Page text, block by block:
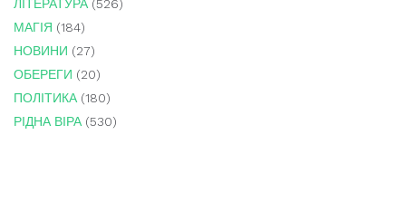
ЛІТЕРАТУРА (526)
МАГІЯ (184)
НОВИНИ (27)
ОБЕРЕГИ (20)
ПОЛІТИКА (180)
РІДНА ВІРА (530)